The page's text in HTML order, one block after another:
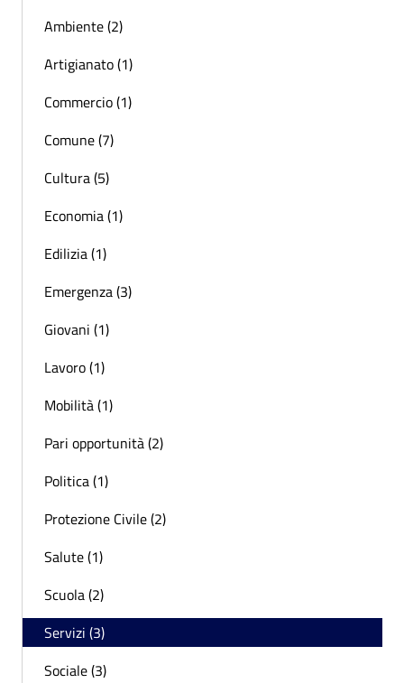
Ambiente (2)
Artigianato (1)
Commercio (1)
Comune (7)
Cultura (5)
Economia (1)
Edilizia (1)
Emergenza (3)
Giovani (1)
Lavoro (1)
Mobilità (1)
Pari opportunità (2)
Politica (1)
Protezione Civile (2)
Salute (1)
Scuola (2)
Servizi (3)
Sociale (3)